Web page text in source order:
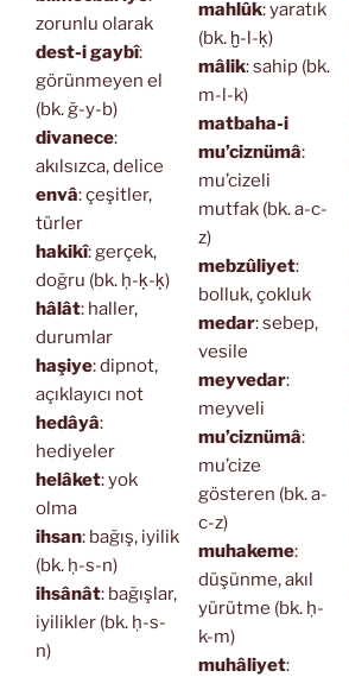
zorunlu olarak
dest-i gaybî:
görünmeyen el
(bk. ğ-y-b)
divanece:
akılsızca, delice
envâ: çeşitler,
türler
hakikî: gerçek,
doğru (bk. ḥ-ḳ-ḳ)
hâlât: haller,
durumlar
haşiye: dipnot,
açıklayıcı not
hedâyâ:
hediyeler
helâket: yok
olma
ihsan: bağış, iyilik
(bk. ḥ-s-n)
ihsânât: bağışlar,
iyilikler (bk. ḥ-s-
n)
mahlûk: yaratık
(bk. ḫ-l-ḳ)
mâlik: sahip (bk.
m-l-k)
matbaha-i
mu’ciznümâ:
mu’cizeli
mutfak (bk. a-c-
z)
mebzûliyet:
bolluk, çokluk
medar: sebep,
vesile
meyvedar:
meyveli
mu’ciznümâ:
mu’cize
gösteren (bk. a-
c-z)
muhakeme:
düşünme, akıl
yürütme (bk. ḥ-
k-m)
muhâliyet: